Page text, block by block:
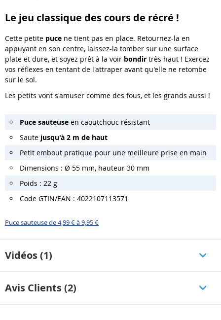
Le jeu classique des cours de récré !
Cette petite puce ne tient pas en place. Retournez-la en
appuyant en son centre, laissez-la tomber sur une surface
plate et dure, et soyez prêt à la voir bondir très haut ! Exercez
vos réflexes en tentant de l'attraper avant qu'elle ne retombe
sur le sol.
Les petits vont s'amuser comme des fous, et les grands aussi !
Puce sauteuse en caoutchouc résistant
Saute jusqu'à 2 m de haut
Petit embout pratique pour une meilleure prise en main
Dimensions : Ø 55 mm, hauteur 30 mm
Poids : 22 g
Code GTIN/EAN : 4022107113571
Puce sauteuse de 4,99 € à 9,95 €
Vidéos (1)
Avis Clients (2)